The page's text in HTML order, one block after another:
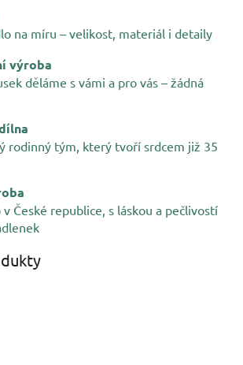
na míru – velikost, materiál i detaily
výroba
děláme s vámi a pro vás – žádná
rodinný tým, který tvoří srdcem již 35
České republice, s láskou a pečlivostí